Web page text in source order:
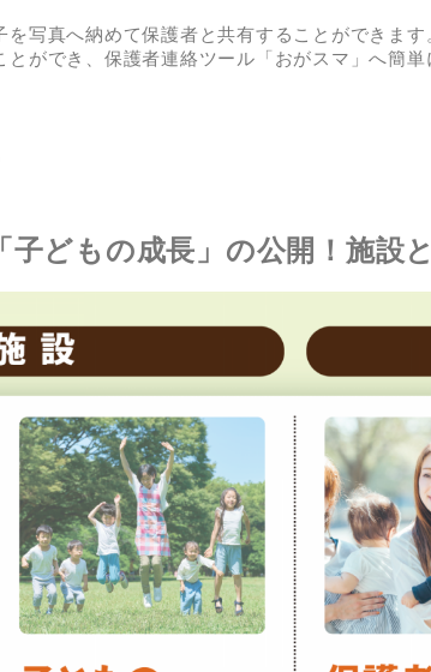
写真へ納めて保護者と共有することができま
とができ、保護者連絡ツール「おがスマ」へ簡
どもの成長」の公開！施設